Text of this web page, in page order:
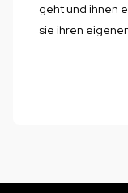
geht und ihnen
sie ihren